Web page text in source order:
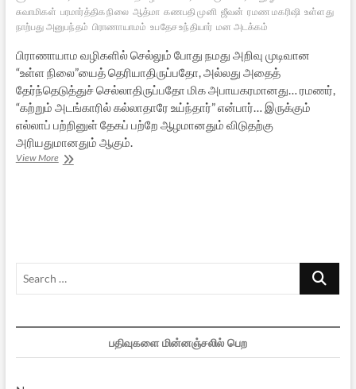
சுவாமிகள் பரமார்த்திக நிலை ஆத்மா கணபதி முனி ஜீவன் ரமண மகரிஷி உள்ளது
நாற்பது அனுபந்தம் பிராணாயாமம் உபதேச உந்தியார் மன அடக்கம்
பிராணாயாம வழிகளில் செல்லும் போது நமது அறிவு முடிவான
“உள்ள நிலை”யைத் தெரியாதிருப்பதோ, அல்லது அதைத்
தேர்ந்தெடுத்துச் செல்லாதிருப்பதோ மிக அபாயகரமானது… ரமணர்,
“கற்றும் அடங்காரில் கல்லாதாரே உய்ந்தார்” என்பார்… இருக்கும்
எல்லாப் பற்றினுள் தேகப் பற்றே ஆழமானதும் விடுதற்கு
அரியதுமானதும் ஆகும்.
View Moreஅறியும்
Search
பதிவுகளை மின்னஞ்சலில் பெற